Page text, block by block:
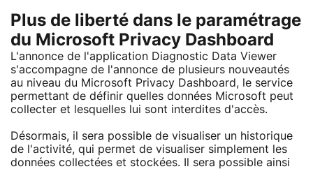
Plus de liberté dans le paramétrage
du Microsoft Privacy Dashboard
L'annonce de l'application Diagnostic Data Viewer
s'accompagne de l'annonce de plusieurs nouveautés
au niveau du Microsoft Privacy Dashboard, le service
permettant de définir quelles données Microsoft peut
collecter et lesquelles lui sont interdites d'accès.
Désormais, il sera possible de visualiser un historique
de l'activité, qui permet de visualiser simplement les
données collectées et stockées. Il sera possible ainsi